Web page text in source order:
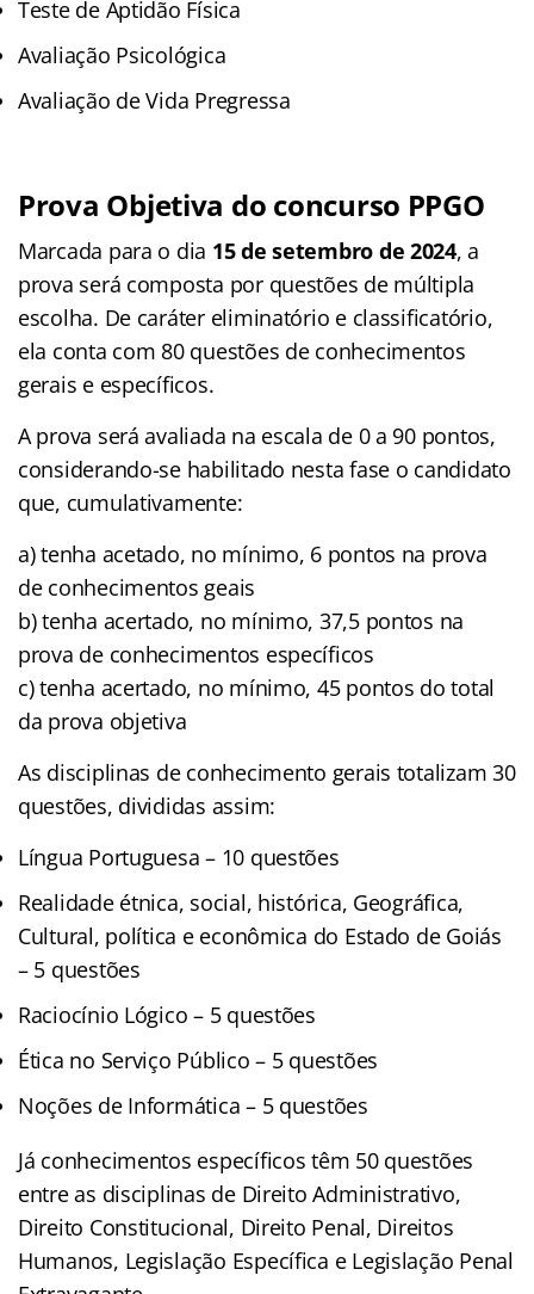
Teste de Aptidão Física
Avaliação Psicológica
Avaliação de Vida Pregressa
Prova Objetiva do concurso PPGO
Marcada para o dia 15 de setembro de 2024, a
prova será composta por questões de múltipla
escolha. De caráter eliminatório e classificatório,
ela conta com 80 questões de conhecimentos
gerais e específicos.
A prova será avaliada na escala de 0 a 90 pontos,
considerando-se habilitado nesta fase o candidato
que, cumulativamente:
a) tenha acetado, no mínimo, 6 pontos na prova
de conhecimentos geais
b) tenha acertado, no mínimo, 37,5 pontos na
prova de conhecimentos específicos
c) tenha acertado, no mínimo, 45 pontos do total
da prova objetiva
As disciplinas de conhecimento gerais totalizam 30
questões, divididas assim:
Língua Portuguesa – 10 questões
Realidade étnica, social, histórica, Geográfica,
Cultural, política e econômica do Estado de Goiás
– 5 questões
Raciocínio Lógico – 5 questões
Ética no Serviço Público – 5 questões
Noções de Informática – 5 questões
Já conhecimentos específicos têm 50 questões
entre as disciplinas de Direito Administrativo,
Direito Constitucional, Direito Penal, Direitos
Humanos, Legislação Específica e Legislação Penal